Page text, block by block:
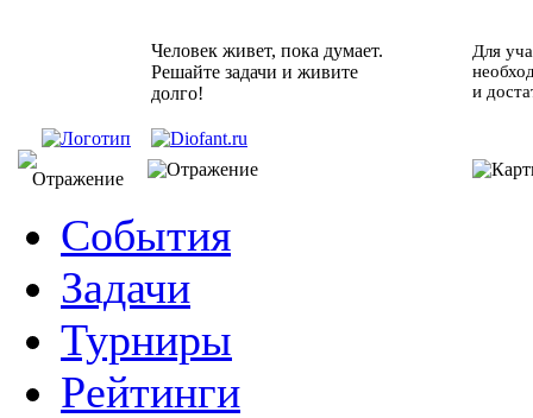
Человек живет, пока думает.
Решайте задачи и живите
долго!
Для
и
События
Задачи
Турниры
Рейтинги